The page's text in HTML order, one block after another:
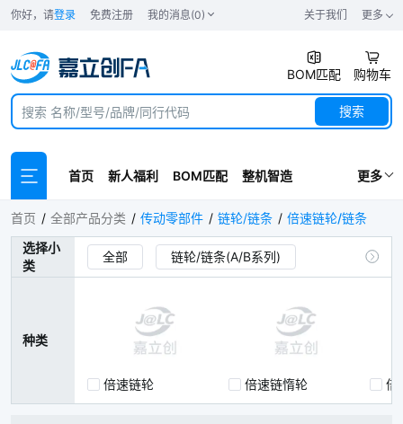
你好，请登录 免费注册 我的消息(0) 关于我们 更多
BOM匹配 购物车
搜索
首页 新人福利 BOM匹配 整机智造 更多
倍速链轮/链条
首页 全部产品分类 传动零部件 链轮/链条
倍速链轮/链条
选择小
类
全部 链轮/链条(A/B系列)
双排链轮/链条 倍速链轮/链条
双节距小滚子输送链轮/链条
双节距大滚子输送链轮/链条
种类
倍速链轮 倍速链惰轮 倍